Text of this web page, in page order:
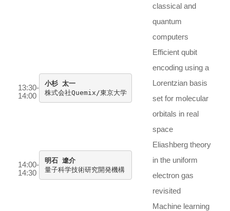
classical and
quantum
computers
13:30-
14:00
小杉 太一
株式会社Quemix/東京大学
Efficient qubit
encoding using a
Lorentzian basis
set for molecular
orbitals in real
space
14:00-
14:30
明石 遼介
量子科学技術研究開発機構
Eliashberg theory
in the uniform
electron gas
revisited
Machine learning